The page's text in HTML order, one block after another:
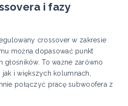
i fazy
crossover w zakresie
można dopasować punkt
To ważne zarówno
jak i większych kolumnach,
połączyć pracę subwoofera z